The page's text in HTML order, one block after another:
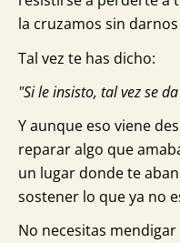
la cruzamos sin
Tal vez te has dicho:
"Si le insisto, tal vez se
Y aunque eso viene
reparar algo que
un lugar donde te
sostener lo que ya no
No necesitas